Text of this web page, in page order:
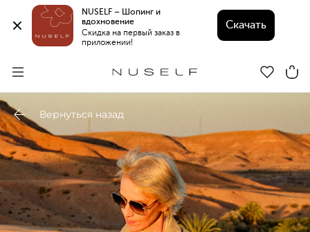
NUSELF – Шопинг и
вдохновение
Скидка на первый заказ в
приложении!
Скачать
Вернуться назад